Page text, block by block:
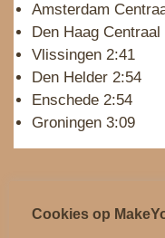
Amsterdam
Den Haag Centraal
Vlissingen 2:41
Den Helder 2:54
Enschede 2:54
Groningen 3:09
Openbaar
Cookies op